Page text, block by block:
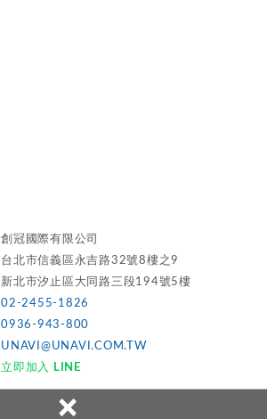
×
創冠國際有限公司
台北市信義區永吉路32號8樓之9
新北市汐止區大同路三段194號5樓
02-2455-1826
0936-943-800
UNAVI@UNAVI.COM.TW
立即加入 LINE